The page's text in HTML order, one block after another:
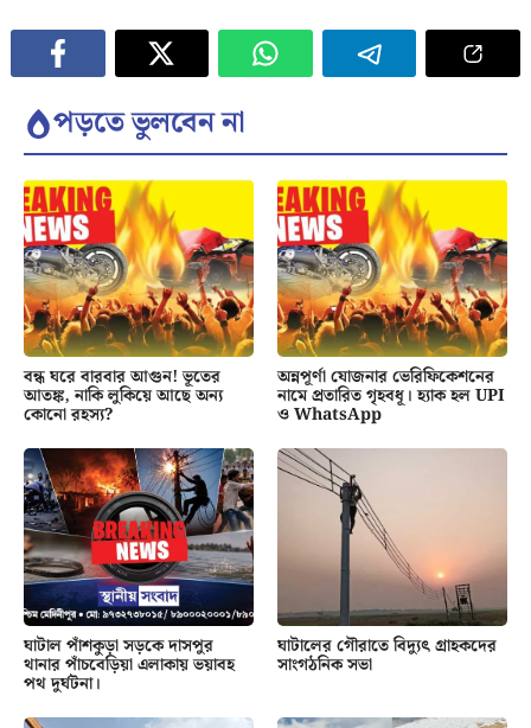
পড়তে ভুলবেন না
বন্ধ ঘরে বারবার আগুন! ভূতের
আতঙ্ক, নাকি লুকিয়ে আছে অন্য
কোনো রহস্য?
অন্নপূর্ণা যোজনার ভেরিফিকেশনের
নামে প্রতারিত গৃহবধূ। হ্যাক হল UPI
ও WhatsApp
ঘাটাল পাঁশকুড়া সড়কে দাসপুর
থানার পাঁচবেড়িয়া এলাকায় ভয়াবহ
পথ দুর্ঘটনা।
ঘাটালের গৌরাতে বিদ্যুৎ গ্রাহকদের
সাংগঠনিক সভা